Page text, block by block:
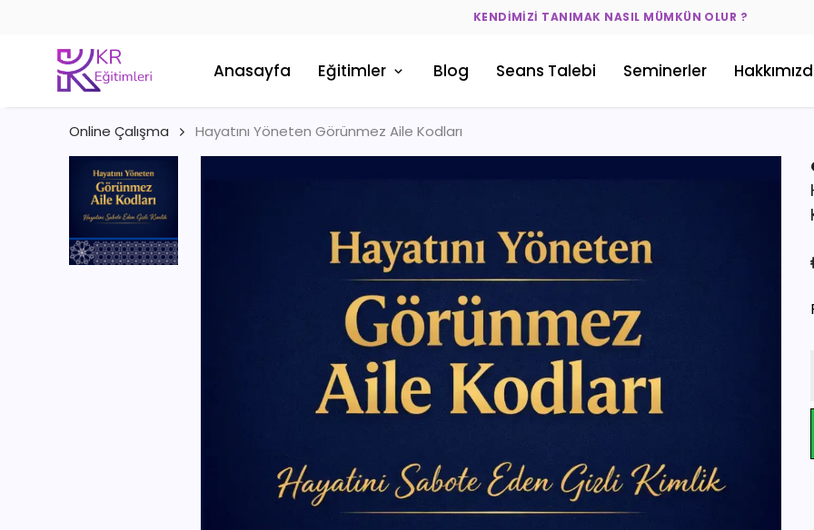
KENDIMIZI TANIMAK NASIL MÜMKÜN OLUR ?
Anasayfa Eğitimler Blog Seans Talebi Seminerler
Online Çalışma Hayatını Yöneten Görünmez Aile Kodları